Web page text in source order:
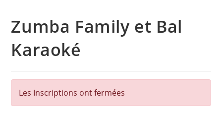
Zumba Family et Bal
Karaoké
Les Inscriptions ont fermées